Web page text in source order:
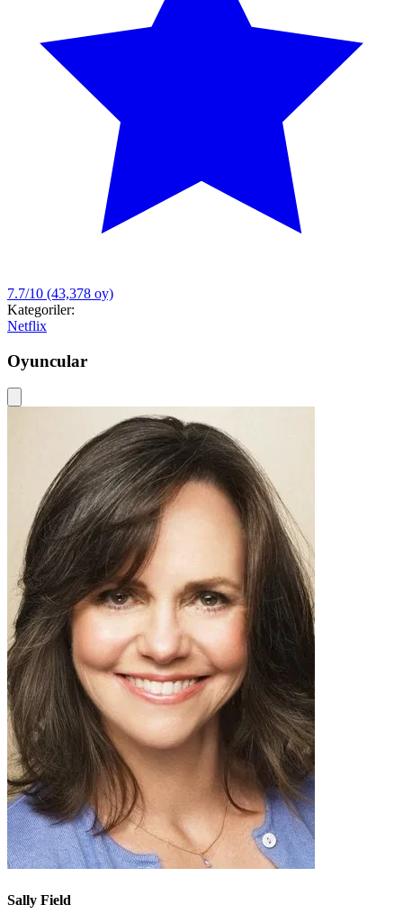
7.7/10 (43,378 oy)
Kategoriler:
Netflix
Oyuncular
Sally Field